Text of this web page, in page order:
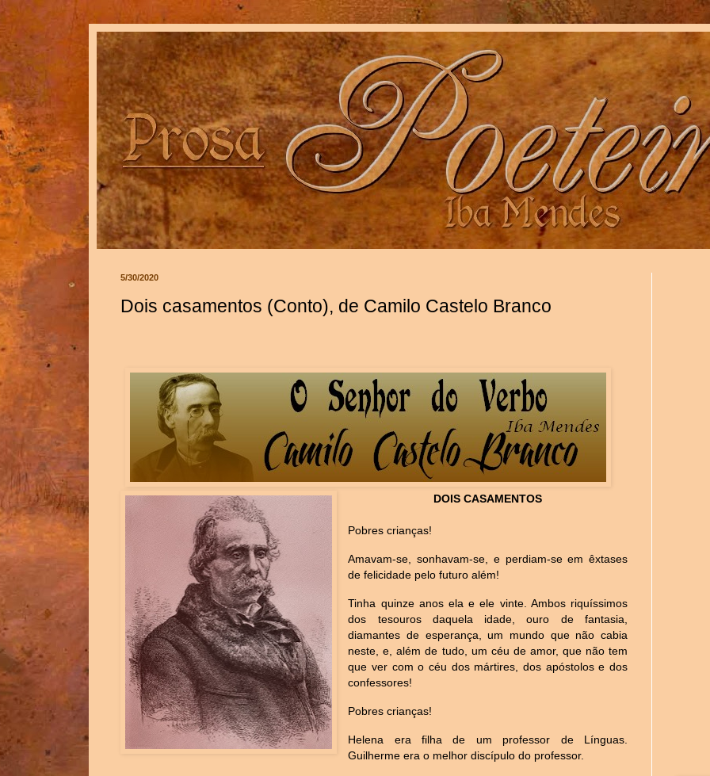
5/30/2020
Dois casamentos (Conto), de Camilo Castelo Branco
DOIS CASAMENTOS
Pobres crianças!
Amavam-se, sonhavam-se, e perdiam-se em êxtases
de felicidade pelo futuro além!
Tinha quinze anos ela e ele vinte. Ambos riquíssimos
dos tesouros daquela idade, ouro de fantasia,
diamantes de esperança, um mundo que não cabia
neste, e, além de tudo, um céu de amor, que não tem
que ver com o céu dos mártires, dos apóstolos e dos
confessores!
Pobres crianças!
Helena era filha de um professor de Línguas.
Guilherme era o melhor discípulo do professor.